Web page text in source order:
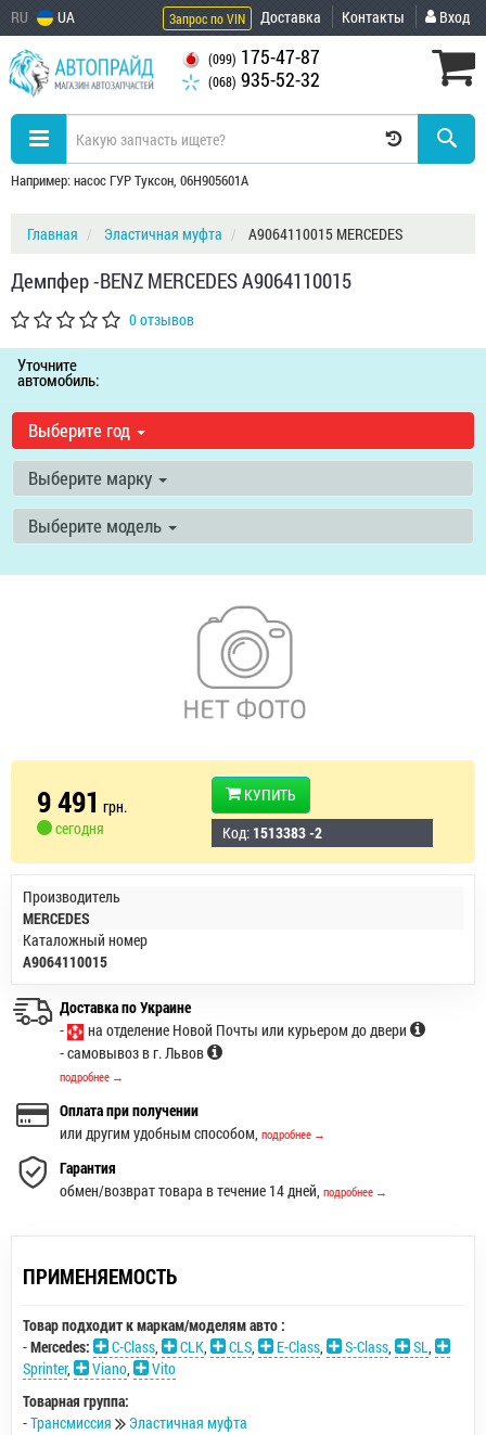
RU UA Запрос по VIN Доставка Контакты Вход
(099) 175-47-87
(068) 935-52-32
Например: насос ГУР Туксон, 06H905601A
Главная Эластичная муфта A9064110015 MERCEDES
Демпфер -BENZ MERCEDES A9064110015
0 отзывов
Уточните
автомобиль:
Выберите год
Выберите марку
Выберите модель
9 491 грн.
сегодня
КУПИТЬ
Код: 1513383 -2
Производитель
MERCEDES
Каталожный номер
A9064110015
Доставка по Украине
-
на отделение Новой Почты или курьером до двери
- самовывоз в г. Львов
подробнее →
Оплата при получении
или другим удобным способом, подробнее →
Гарантия
обмен/возврат товара в течение 14 дней, подробнее →
ПРИМЕНЯЕМОСТЬ
Товар подходит к маркам/моделям авто :
-Mercedes: C-Class, CLK, CLS, E-Class, S-Class, SL,
Sprinter, Viano,
Vito
Товарная группа:
-Трансмиссия Эластичная муфта